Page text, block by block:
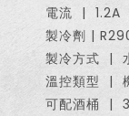
電流 | 1.2A
製冷劑 |
製冷方式 |
溫控類型 |
可配酒桶 |